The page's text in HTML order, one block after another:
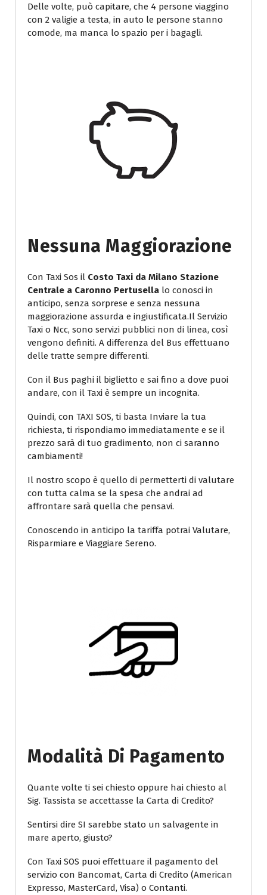
Delle volte, può capitare, che 4 persone viaggino
con 2 valigie a testa, in auto le persone stanno
comode, ma manca lo spazio per i bagagli.
Nessuna Maggiorazione
Con Taxi Sos il Costo Taxi da Milano Stazione
Centrale a Caronno Pertusella lo conosci in
anticipo, senza sorprese e senza nessuna
maggiorazione assurda e ingiustificata.Il Servizio
Taxi o Ncc, sono servizi pubblici non di linea, così
vengono definiti. A differenza del Bus effettuano
delle tratte sempre differenti.
Con il Bus paghi il biglietto e sai fino a dove puoi
andare, con il Taxi è sempre un incognita.
Quindi, con TAXI SOS, ti basta Inviare la tua
richiesta, ti rispondiamo immediatamente e se il
prezzo sarà di tuo gradimento, non ci saranno
cambiamenti!
Il nostro scopo è quello di permetterti di valutare
con tutta calma se la spesa che andrai ad
affrontare sarà quella che pensavi.
Conoscendo in anticipo la tariffa potrai Valutare,
Risparmiare e Viaggiare Sereno.
Modalità Di Pagamento
Quante volte ti sei chiesto oppure hai chiesto al
Sig. Tassista se accettasse la Carta di Credito?
Sentirsi dire SI sarebbe stato un salvagente in
mare aperto, giusto?
Con Taxi SOS puoi effettuare il pagamento del
servizio con Bancomat, Carta di Credito (American
Expresso, MasterCard, Visa) o Contanti.